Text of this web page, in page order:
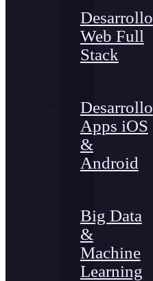
Desarrollo
Web Full
Stack
Desarrollo
Apps iOS
&
Android
Big Data
&
Machine
Learning